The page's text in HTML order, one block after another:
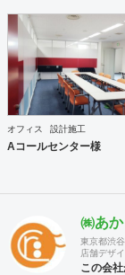
足が深
内装工事
サポート
州・沖縄
張常駐
オフィス 設計施工
Aコールセンター様
㈱あ
東京都渋
店舗デザ
この会